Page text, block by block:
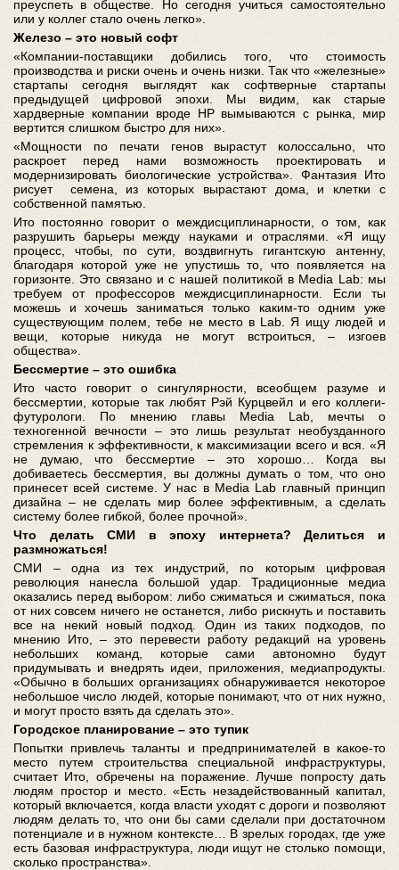
преуспеть в обществе. Но сегодня учиться самостоятельно
или у коллег стало очень легко».
Железо – это новый софт
«Компании-поставщики добились того, что стоимость
производства и риски очень и очень низки. Так что «железные»
стартапы сегодня выглядят как софтверные стартапы
предыдущей цифровой эпохи. Мы видим, как старые
хардверные компании вроде HP вымываются с рынка, мир
вертится слишком быстро для них».
«Мощности по печати генов вырастут колоссально, что
раскроет перед нами возможность проектировать и
модернизировать биологические устройства». Фантазия Ито
рисует семена, из которых вырастают дома, и клетки с
собственной памятью.
Ито постоянно говорит о междисциплинарности, о том, как
разрушить барьеры между науками и отраслями. «Я ищу
процесс, чтобы, по сути, воздвигнуть гигантскую антенну,
благодаря которой уже не упустишь то, что появляется на
горизонте. Это связано и с нашей политикой в Media Lab: мы
требуем от профессоров междисциплинарности. Если ты
можешь и хочешь заниматься только каким-то одним уже
существующим полем, тебе не место в Lab. Я ищу людей и
вещи, которые никуда не могут встроиться, – изгоев
общества».
Бессмертие – это ошибка
Ито часто говорит о сингулярности, всеобщем разуме и
бессмертии, которые так любят Рэй Курцвейл и его коллеги-
футурологи. По мнению главы Media Lab, мечты о
техногенной вечности – это лишь результат необузданного
стремления к эффективности, к максимизации всего и вся. «Я
не думаю, что бессмертие – это хорошо… Когда вы
добиваетесь бессмертия, вы должны думать о том, что оно
принесет всей системе. У нас в Media Lab главный принцип
дизайна – не сделать мир более эффективным, а сделать
систему более гибкой, более прочной».
Что делать СМИ в эпоху интернета? Делиться и
размножаться!
СМИ – одна из тех индустрий, по которым цифровая
революция нанесла большой удар. Традиционные медиа
оказались перед выбором: либо сжиматься и сжиматься, пока
от них совсем ничего не останется, либо рискнуть и поставить
все на некий новый подход. Один из таких подходов, по
мнению Ито, – это перевести работу редакций на уровень
небольших команд, которые сами автономно будут
придумывать и внедрять идеи, приложения, медиапродукты.
«Обычно в больших организациях обнаруживается некоторое
небольшое число людей, которые понимают, что от них нужно,
и могут просто взять да сделать это».
Городское планирование – это тупик
Попытки привлечь таланты и предпринимателей в какое-то
место путем строительства специальной инфраструктуры,
считает Ито, обречены на поражение. Лучше попросту дать
людям простор и место. «Есть незадействованный капитал,
который включается, когда власти уходят с дороги и позволяют
людям делать то, что они бы сами сделали при достаточном
потенциале и в нужном контексте… В зрелых городах, где уже
есть базовая инфраструктура, люди ищут не столько помощи,
сколько пространства».